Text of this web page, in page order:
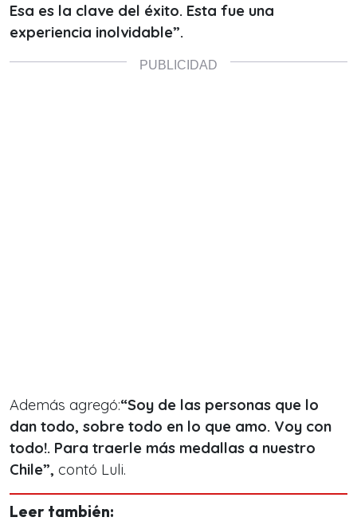
Esa es la clave del éxito. Esta fue una
experiencia inolvidable”.
Además agregó:“Soy de las personas que lo
dan todo, sobre todo en lo que amo. Voy con
todo!. Para traerle más medallas a nuestro
Chile”, contó Luli.
Leer también: